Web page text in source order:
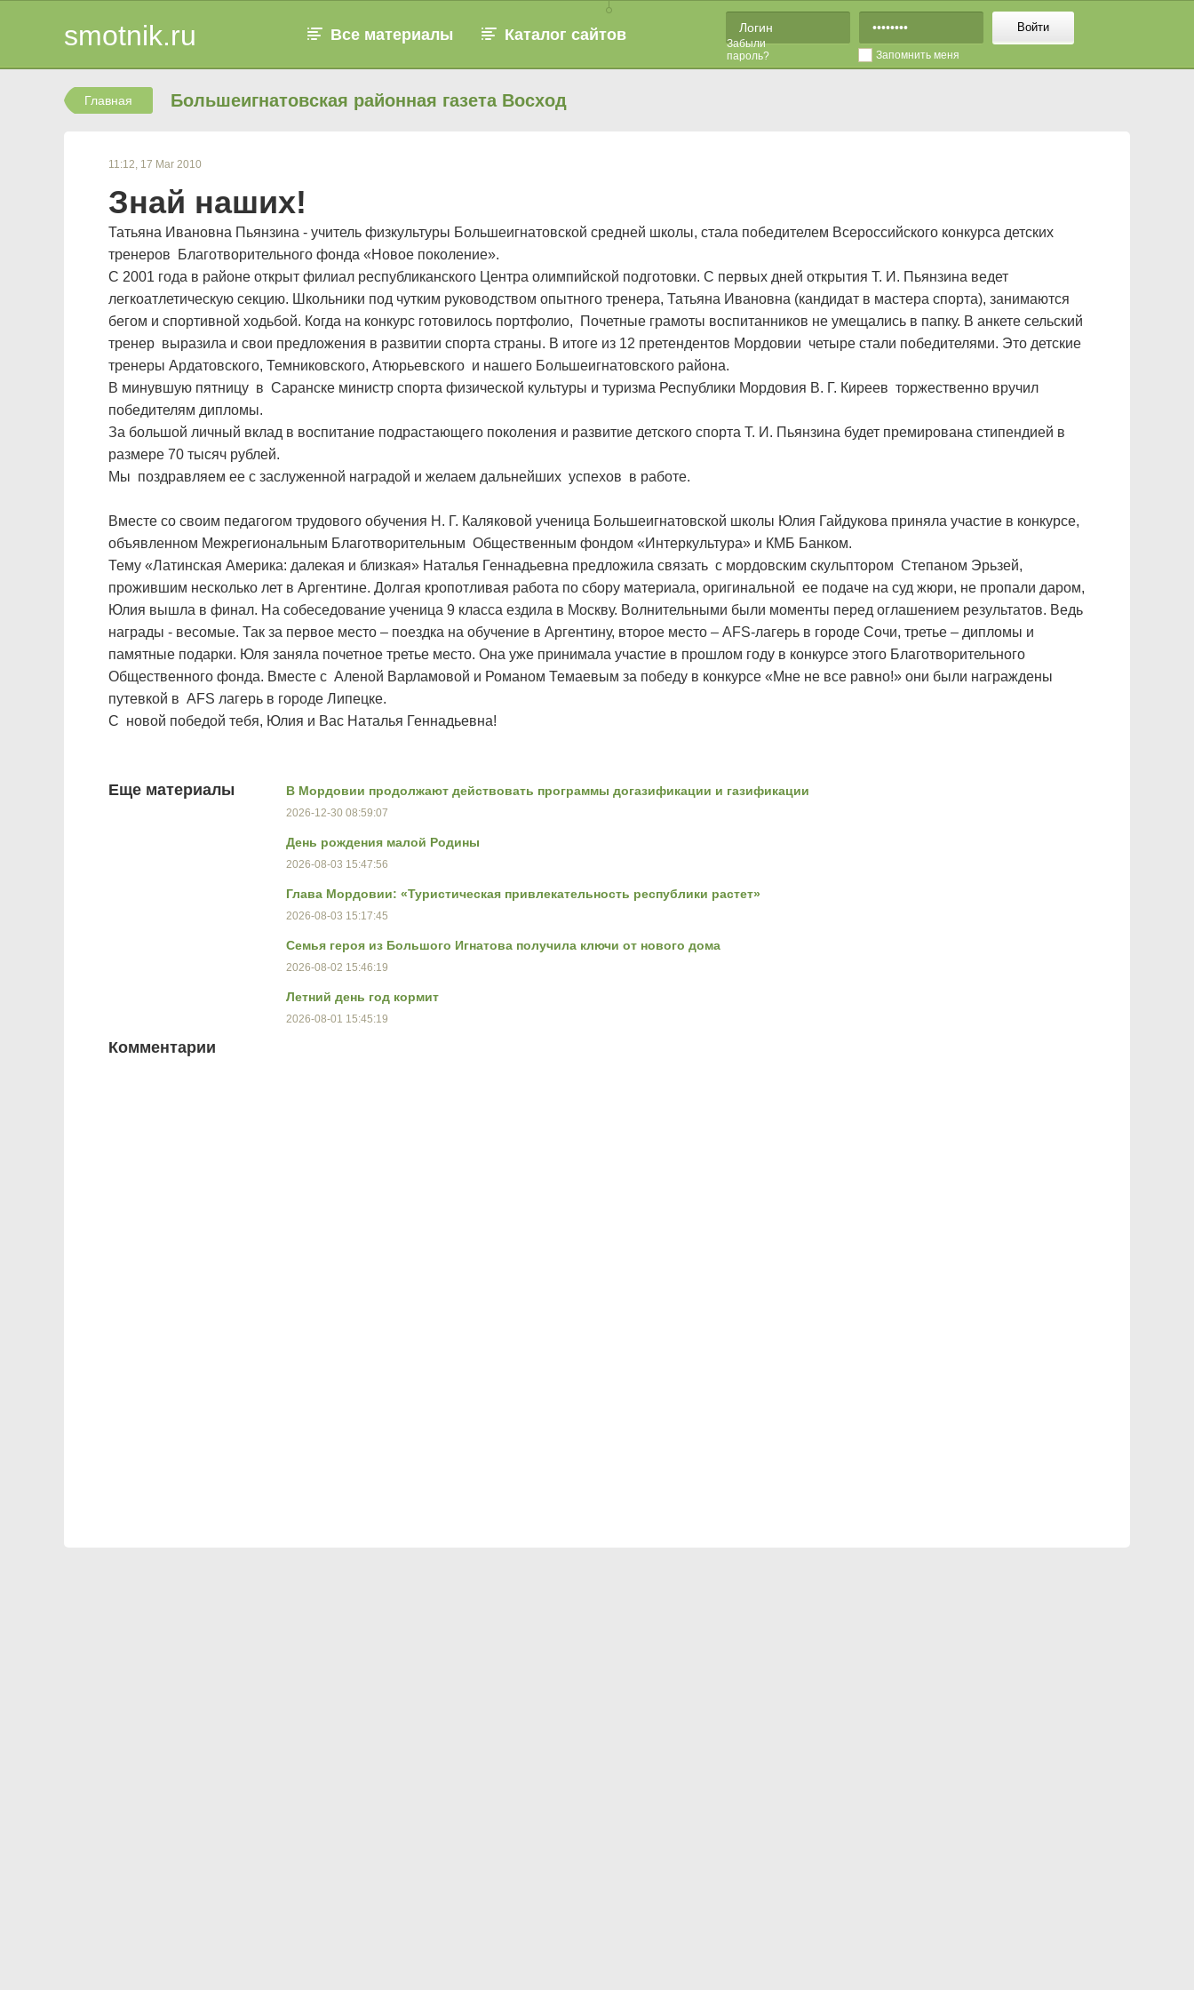
smotnik.ru Все материалы Каталог сайтов Войти
Забыли
пароль?
Запомнить меня
Главная Большеигнатовская районная газета Восход
11:12, 17 Mar 2010
Знай наших!
Татьяна Ивановна Пьянзина - учитель физкультуры Большеигнатовской средней школы, стала победителем Всероссийского конкурса детских
тренеров Благотворительного фонда «Новое поколение».
С 2001 года в районе открыт филиал республиканского Центра олимпийской подготовки. С первых дней открытия Т. И. Пьянзина ведет
легкоатлетическую секцию. Школьники под чутким руководством опытного тренера, Татьяна Ивановна (кандидат в мастера спорта), занимаются
бегом и спортивной ходьбой. Когда на конкурс готовилось портфолио, Почетные грамоты воспитанников не умещались в папку. В анкете сельский
тренер выразила и свои предложения в развитии спорта страны. В итоге из 12 претендентов Мордовии четыре стали победителями. Это детские
тренеры Ардатовского, Темниковского, Атюрьевского и нашего Большеигнатовского района.
В минувшую пятницу в Саранске министр спорта физической культуры и туризма Республики Мордовия В. Г. Киреев торжественно вручил
победителям дипломы.
За большой личный вклад в воспитание подрастающего поколения и развитие детского спорта Т. И. Пьянзина будет премирована стипендией в
размере 70 тысяч рублей.
Мы поздравляем ее с заслуженной наградой и желаем дальнейших успехов в работе.
Вместе со своим педагогом трудового обучения Н. Г. Каляковой ученица Большеигнатовской школы Юлия Гайдукова приняла участие в конкурсе,
объявленном Межрегиональным Благотворительным Общественным фондом «Интеркультура» и КМБ Банком.
Тему «Латинская Америка: далекая и близкая» Наталья Геннадьевна предложила связать с мордовским скульптором Степаном Эрьзей,
прожившим несколько лет в Аргентине. Долгая кропотливая работа по сбору материала, оригинальной ее подаче на суд жюри, не пропали даром,
Юлия вышла в финал. На собеседование ученица 9 класса ездила в Москву. Волнительными были моменты перед оглашением результатов. Ведь
награды - весомые. Так за первое место – поездка на обучение в Аргентину, второе место – AFS-лагерь в городе Сочи, третье – дипломы и
памятные подарки. Юля заняла почетное третье место. Она уже принимала участие в прошлом году в конкурсе этого Благотворительного
Общественного фонда. Вместе с Аленой Варламовой и Романом Темаевым за победу в конкурсе «Мне не все равно!» они были награждены
путевкой в AFS лагерь в городе Липецке.
С новой победой тебя, Юлия и Вас Наталья Геннадьевна!
Еще материалы В Мордовии продолжают действовать программы догазификации и газификации
2026-12-30 08:59:07
День рождения малой Родины
2026-08-03 15:47:56
Глава Мордовии: «Туристическая привлекательность республики растет»
2026-08-03 15:17:45
Семья героя из Большого Игнатова получила ключи от нового дома
2026-08-02 15:46:19
Летний день год кормит
2026-08-01 15:45:19
Комментарии